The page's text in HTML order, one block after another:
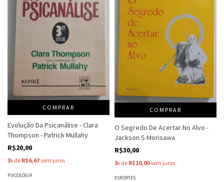
COMPRAR
Evolução Da Psicanálise - Clara
Thompson - Patrick Mullahy
R$20,00
3x de R$6,67 sem juros
PSICOLOGIA
COMPRAR
O Segredo De Acertar No Alvo -
Jackson S Morisawa
R$30,00
3x de R$10,00sem juros
ESPORTES